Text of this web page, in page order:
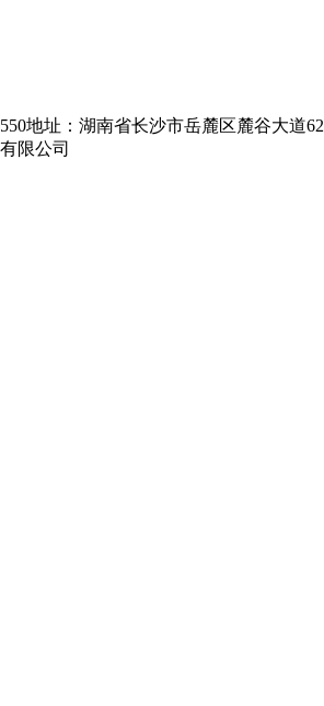
地址：湖南省长沙市岳麓区麓谷大道
限公司